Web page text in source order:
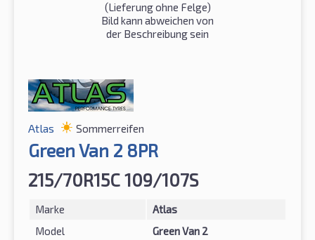
(Lieferung ohne Felge)
Bild kann abweichen von
der Beschreibung sein
Atlas Sommerreifen
Green Van 2 8PR
215/70R15C 109/107S
Marke
Atlas
Model
Green Van 2